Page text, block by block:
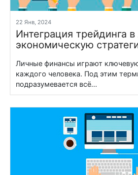
22 Янв, 2024
Интеграция трейдинга
экономическую
Личные финансы играют
каждого человека. Под этим
подразумевается всё...